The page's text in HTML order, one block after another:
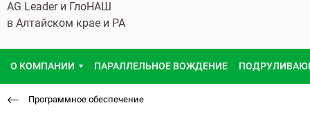
AG Leader и ГлоНАШ
в Алтайском крае и РА
О КОМПАНИИ ПАРАЛЛЕЛЬНОЕ ВОЖДЕНИЕ
Программное обеспечение